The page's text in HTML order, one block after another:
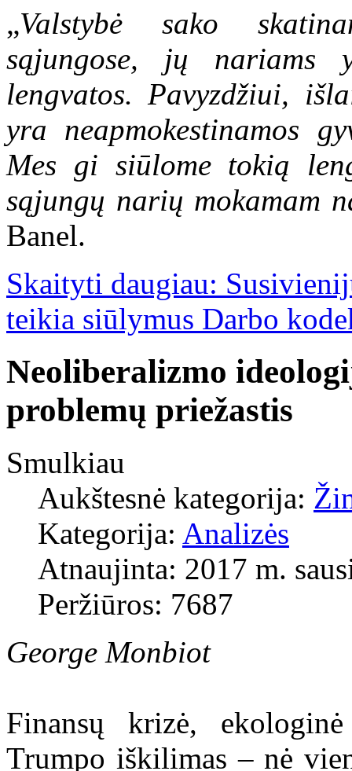
„Valstybė sako
sąjungose, jų nariams
lengvatos. Pavyzdžiui,
yra neapmokestinamos
Mes gi siūlome tokią
sąjungų narių mokamam
Banel.
Skaityti daugiau:
teikia siūlymus Darbo
Neoliberalizmo
problemų priežastis
Smulkiau
Aukštesnė kategorija:
Kategorija: Analizės
Atnaujinta: 2017 m.
Peržiūros: 7687
George Monbiot
Finansų krizė,
Trumpo iškilimas – nė